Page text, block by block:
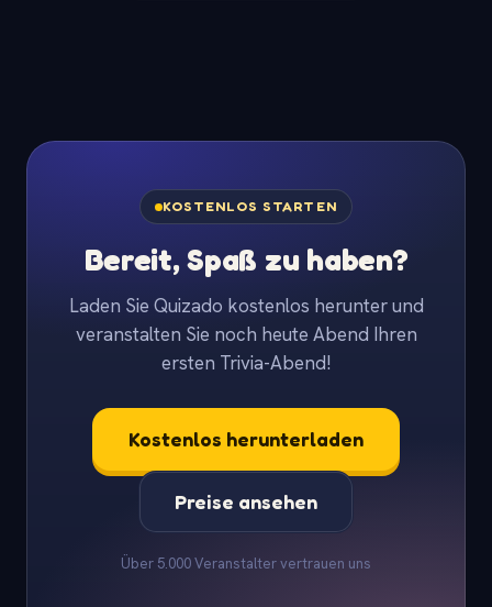
KOSTENLOS STARTEN
Bereit, Spaß zu haben?
Laden Sie Quizado kostenlos herunter und
veranstalten Sie noch heute Abend Ihren
ersten Trivia-Abend!
Kostenlos herunterladen
Preise ansehen
Über 5.000 Veranstalter vertrauen uns